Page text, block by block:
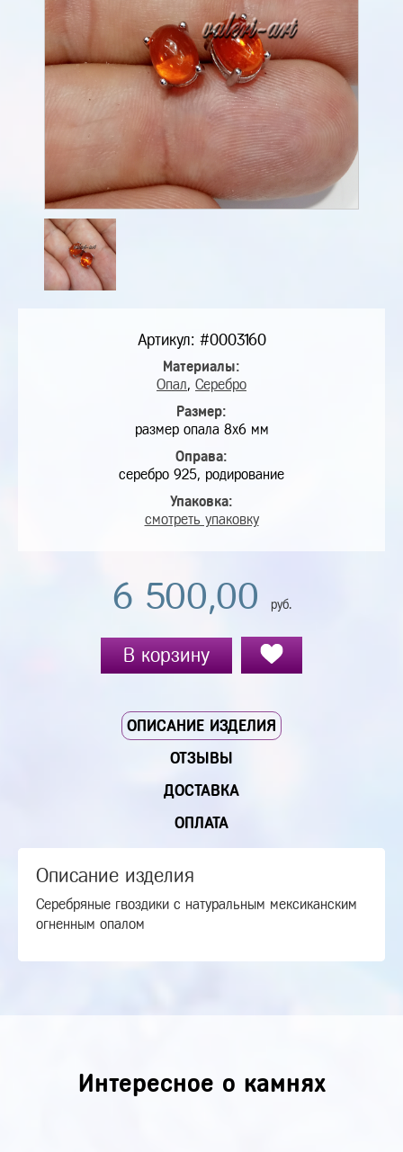
Артикул: #0003160
Материалы:
Опал, Серебро
Размер:
размер опала 8х6 мм
Оправа:
серебро 925, родирование
Упаковка:
смотреть упаковку
6 500,00 руб.
В корзину
ОПИСАНИЕ ИЗДЕЛИЯ
ОТЗЫВЫ
ДОСТАВКА
ОПЛАТА
Описание изделия
Серебряные гвоздики с натуральным мексиканским
огненным опалом
Интересное о камнях